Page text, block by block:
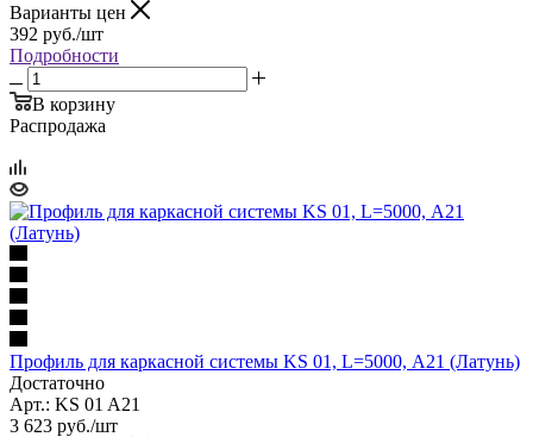
Варианты цен
392 руб./шт
Подробности
В корзину
Распродажа
Профиль для каркасной системы KS 01, L=5000, А21 (Латунь)
Достаточно
Арт.: KS 01 A21
3 623 руб./шт